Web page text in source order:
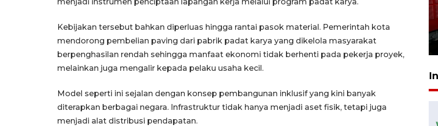
Kebijakan tersebut bahkan diperluas hingga rantai pasok material. Pemerintah kota
mendorong pembelian paving dari pabrik padat karya yang dikelola masyarakat
berpenghasilan rendah sehingga manfaat ekonomi tidak berhenti pada pekerja proyek,
melainkan juga mengalir kepada pelaku usaha kecil.
Model seperti ini sejalan dengan konsep pembangunan inklusif yang kini banyak
diterapkan berbagai negara. Infrastruktur tidak hanya menjadi aset fisik, tetapi juga
menjadi alat distribusi pendapatan.
Basarnas hentikan operasi
Sentosa II
4 Agustus 2026 22:38